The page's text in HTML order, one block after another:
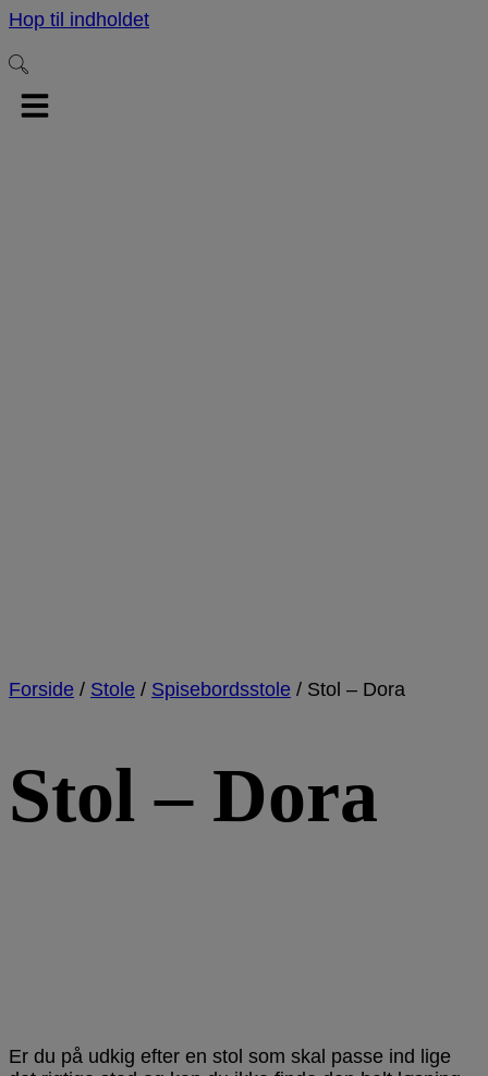
Hop til indholdet
Forside / Stole / Spisebordsstole / Stol – Dora
Stol – Dora
Er du på udkig efter en stol som skal passe ind lige